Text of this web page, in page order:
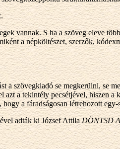
vannak. S ha a szöveg eleve
a népköltészet, szerzők,
a szövegkiadó se megkerülni, se
azt a tekintély pecsétjével, hiszen
a fáradságosan létrehozott
adták ki József AttilaDÖNTSD